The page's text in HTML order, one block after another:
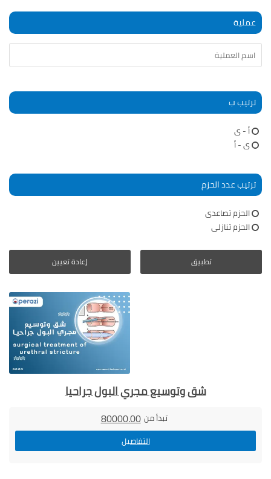
عملية
ترتيب ب
أ - ى
ى - أ
ترتيب عدد الحزم
الحزم تصاعدى
الحزم تنازلى
إعادة تعيين تطبيق
شق وتوسيع مجري البول جراحيا
تبدأ من 80000.00
التفاصيل